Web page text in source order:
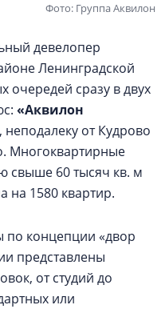
Фото: Группа Аквилон
девелопер
Ленинградской
очередей сразу в двух
«Аквилон
неподалеку от Кудрово
Многоквартирные
60 тысяч кв. м
на 1580 квартир.
по концепции «двор
представлены
от студий до
или